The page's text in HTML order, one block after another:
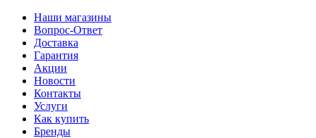
Наши магазины
Вопрос-Ответ
Доставка
Гарантия
Акции
Новости
Контакты
Услуги
Как купить
Бренды